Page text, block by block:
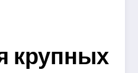
крупных